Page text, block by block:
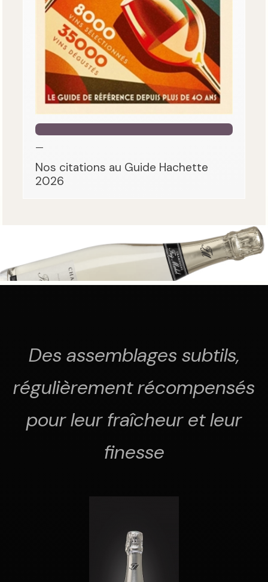
—
Nos citations au Guide Hachette
2026
Des assemblages subtils,
régulièrement récompensés
pour leur fraîcheur et leur
finesse